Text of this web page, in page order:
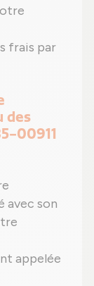
frais par
des
00911
avec son
appelée